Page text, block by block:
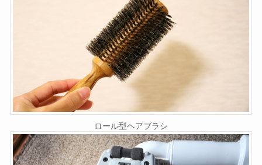
ロール型ヘアブラシ